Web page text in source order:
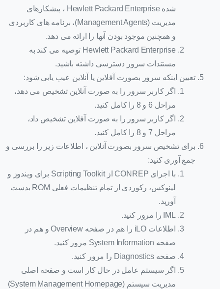
شده Hewlett Packard Enterprise ، پیشکارهای
مدیریت (Management Agents)، برنامه های کاربردی
و همچنین موجود بودن آنها را ارائه می دهد.
Hewlett Packard Enterprise توصیه می کند به
مستندات سرور دسترسی داشته باشید.
تعیین اینکه سرور بصورت آفلاین یا آنلاین عیب یابی شود:
اگر کاربر سرور را به صورت آنلاین تشخیص می دهد،
مراحل 6 و 8 را کامل کنید.
اگر کاربر سرور را به صورت آفلاین تشخیص داد،
مراحل 7 و 8 را کامل کنید.
برای تشخیص سرور بصورت آنلاین ، اطلاعات زیر را بررسی و
جمع آوری کنید:
با اجرای CONREP از Scripting Toolkit برای ویندوز و
لینوکس، رکوردی از تمام تنظیمات فعلی ROM بدست
آورید.
IML را مرور کنید.
اطلاعات iLO را هم در صفحه Overview و هم در
صفحه System Information مرور کنید.
صفحه Diagnostics را مرور کنید.
اگر سیستم عامل در حال کار است و صفحه اصلی
مدیریت سیستم (System Management Homepage)